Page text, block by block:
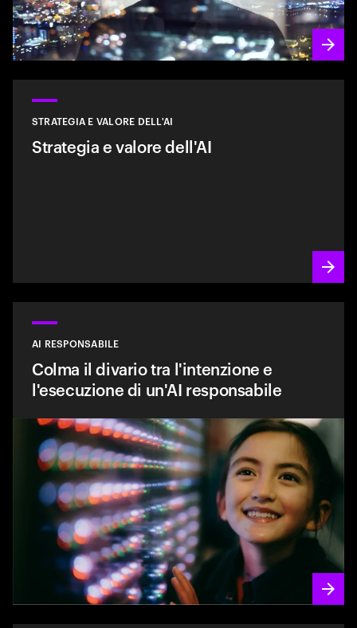
STRATEGIA E VALORE DELL'AI
Strategia e valore dell'AI
AI RESPONSABILE
Colma il divario tra l'intenzione e
l'esecuzione di un'AI responsabile